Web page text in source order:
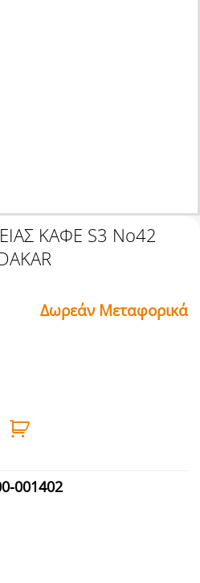
ΚΑΦΕ S3 No42
Δωρεάν Μεταφορικά
No42 SAFETY JOGGER - DAKAR
001402